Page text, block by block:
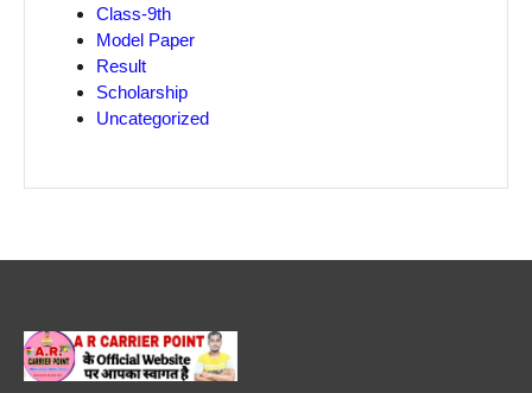
Class-9th
Model Paper
Result
Scholarship
Uncategorized